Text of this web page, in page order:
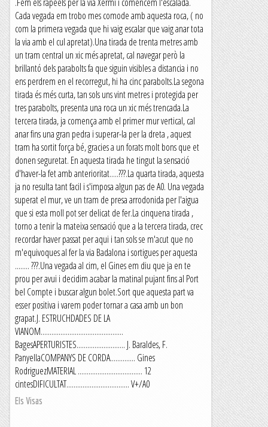
Cada vegada em trobo mes comode amb aquesta roca, ( no
com la primera vegada que hi vaig escalar que vaig anar tota
la via amb el cul apretat).Una tirada de trenta metres amb
un tram central un xic més apretat, cal navegar però la
brillantó dels parabolts fa que siguin visibles a distancia i no
ens perdrem en el recorregut, hi ha cinc parabolts.La segona
tirada és més curta, tan sols uns vint metres i protegida per
tres parabolts, presenta una roca un xic més trencada.La
tercera tirada, ja comença amb el primer mur vertical, cal
anar fins una gran pedra i superar-la per la dreta , aquest
tram ha sortit força bé, gracies a un forats molt bons que et
donen seguretat. En aquesta tirada he tingut la sensació
d'haver-la fet amb anterioritat.....???.La quarta tirada, aquesta
ja no resulta tant facil i s'imposa algun pas de A0. Una vegada
superat el mur, ve un tram de presa arrodonida per l'aigua
que si esta moll pot ser delicat de fer.La cinquena tirada ,
torno a tenir la mateixa sensació que a la tercera tirada, crec
recordar haver passat per aqui i tan sols se m'acut que no
m'equivoques al fer la via Badalona i sortigues per aquesta
........ ???.Una vegada al cim, el Gines em diu que ja en te
prou per avui i decidim acabar la matinal pujant fins al Port
bel Compte i buscar algun bolet.Sort que aquesta part va
esser positiva i varem poder tornar a casa amb un bon
grapat.J. ESTRUCHDADES DE LA
VIANOM..............................................
BagesAPERTURISTES........................... J. Baraldes, F.
PanyellaCOMPANYS DE CORDA.............. Gines
RodriguezMATERIAL .................................... 12
cintesDIFICULTAT................................... V+/A0
Els Visas